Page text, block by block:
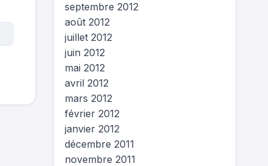
septembre 2012
août 2012
juillet 2012
juin 2012
mai 2012
avril 2012
mars 2012
février 2012
janvier 2012
décembre 2011
novembre 2011